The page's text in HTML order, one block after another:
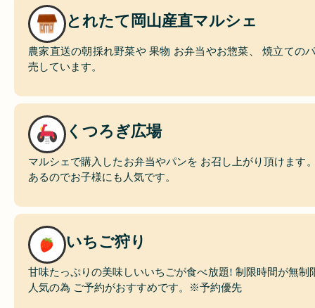
とれたて岡山産直マルシェ
農家直送の朝採れ野菜や 果物 お弁当やお惣菜、 焼立ての
売しています。
くつろぎ広場
マルシェで購入したお弁当やパンを お召し上がり頂けます
あるのでお子様にも人気です。
いちご狩り
甘味たっぷりの美味しいいちごが食べ放題! 制限時間が無制
人気の為 ご予約がおすすめです。※予約優先